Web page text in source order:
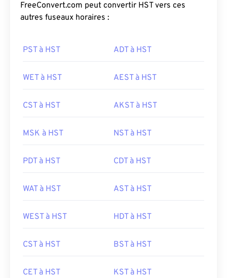
FreeConvert.com peut convertir HST vers ces
autres fuseaux horaires :
PST à HST ADT à HST
WET à HST AEST à HST
CST à HST AKST à HST
MSK à HST NST à HST
PDT à HST CDT à HST
WAT à HST AST à HST
WEST à HST HDT à HST
CST à HST BST à HST
CET à HST KST à HST